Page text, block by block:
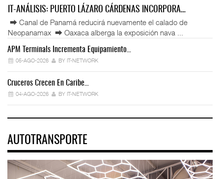
IT-ANÁLISIS: PUERTO LÁZARO CÁRDENAS INCORPORA…
⮕ Canal de Panamá reducirá nuevamente el calado de
Neopanamax ⮕ Oaxaca alberga la exposición nava ...
APM Terminals Incrementa Equipamiento…
05-AGO-2026 BY IT-NETWORK
Cruceros Crecen En Caribe…
04-AGO-2026 BY IT-NETWORK
AUTOTRANSPORTE